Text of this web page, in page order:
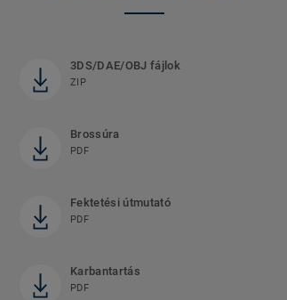
3DS/DAE/OBJ fájlok
ZIP
Brossúra
PDF
Fektetési útmutató
PDF
Karbantartás
PDF